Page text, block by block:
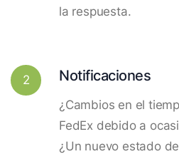
la respuesta.
2 Notificaciones
¿Cambios en el
FedEx debido a
¿Un nuevo estado